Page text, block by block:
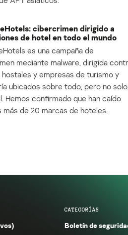
cibercrimen dirigido a
de hotel en todo el mundo
es una campaña de
mediante malware, dirigida
hostales y empresas de turismo y
ubicados sobre todo, pero no
Hemos confirmado que han caído
más de 20 marcas de hoteles.
CATEGORÍAS
Boletín de